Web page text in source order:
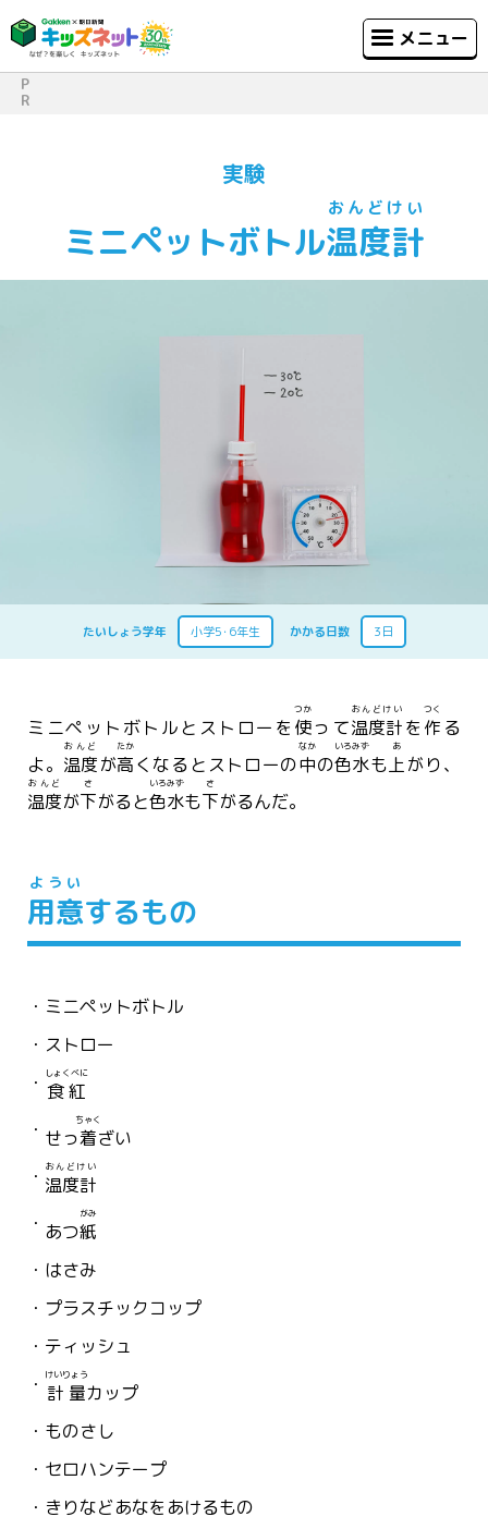
メニュー
P
R
実験
ミニペットボトル温度計
おんどけい
たいしょう学年 小学5･6年生 かかる日数 3日
ミニペットボトルとストローを 使
つか
って温度計
おんどけい
を 作
つく
る
よ。 温度
おんど
が高
たか
くなるとストローの中
なか
の色水
いろみず
も上
あ
がり、
温度
おんど
が下
さ
がると色水
いろみず
も下
さ
がるんだ。
用意
ようい
するもの
ミニペットボトル
ストロー
食紅
しょくべに
せっ着
ちゃく
ざい
温度計
おんどけい
あつ紙
がみ
はさみ
プラスチックコップ
ティッシュ
計量
けいりょう
カップ
ものさし
セロハンテープ
きりなどあなをあけるもの